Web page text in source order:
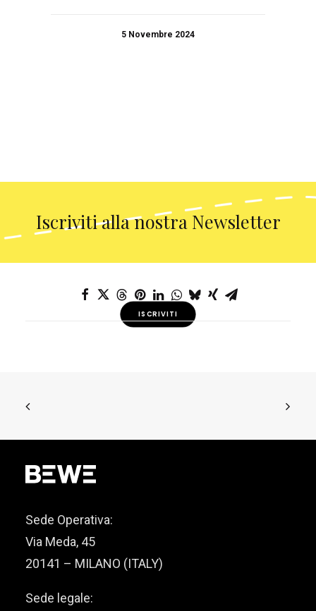
5 Novembre 2024
Iscriviti alla nostra Newsletter
ISCRIVITI
Sede Operativa:
Via Meda, 45
20141 – MILANO (ITALY)
Sede legale: